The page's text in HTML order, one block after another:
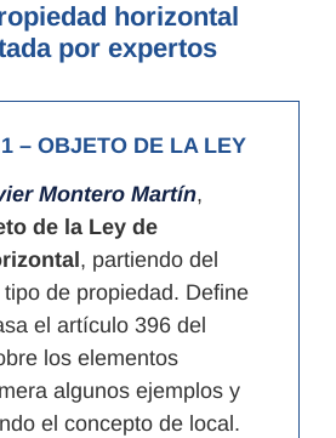
horizontal
por expertos
– OBJETO DE LA LEY
Montero Martín,
de la Ley de
, partiendo del
de propiedad. Define
el artículo 396 del
los elementos
algunos ejemplos y
el concepto de local.